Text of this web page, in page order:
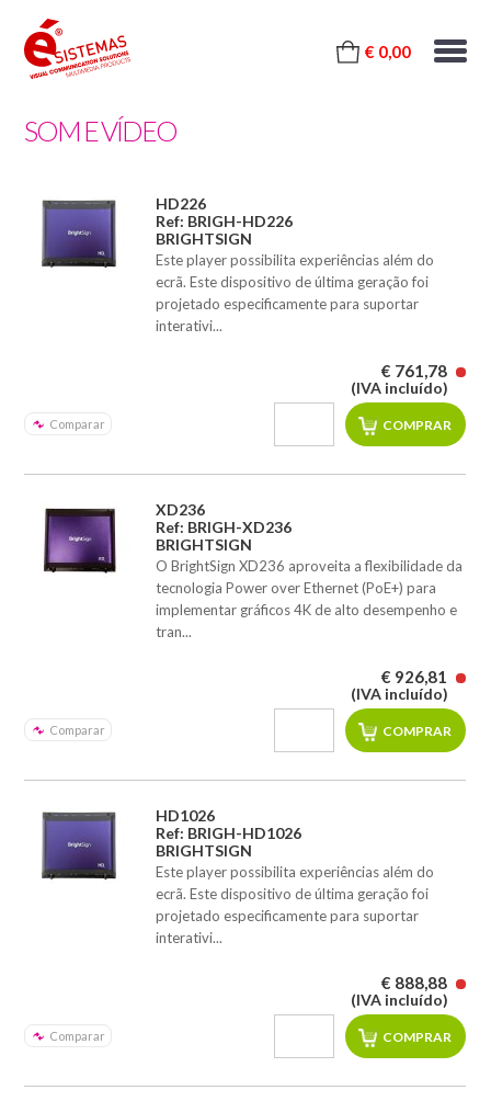
€ 0,00
SOM E VÍDEO
HD226
Ref: BRIGH-HD226
BRIGHTSIGN
Este player possibilita experiências além do
ecrã. Este dispositivo de última geração foi
projetado especificamente para suportar
interativi...
Comparar
€ 761,78
(IVA incluído)
XD236
Ref: BRIGH-XD236
BRIGHTSIGN
O BrightSign XD236 aproveita a flexibilidade da
tecnologia Power over Ethernet (PoE+) para
implementar gráficos 4K de alto desempenho e
tran...
Comparar
€ 926,81
(IVA incluído)
HD1026
Ref: BRIGH-HD1026
BRIGHTSIGN
Este player possibilita experiências além do
ecrã. Este dispositivo de última geração foi
projetado especificamente para suportar
interativi...
Comparar
€ 888,88
(IVA incluído)